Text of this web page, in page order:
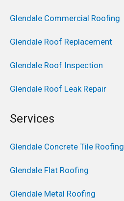
Glendale Commercial Roofing
Glendale Roof Replacement
Glendale Roof Inspection
Glendale Roof Leak Repair
Services
Glendale Concrete Tile Roofing
Glendale Flat Roofing
Glendale Metal Roofing